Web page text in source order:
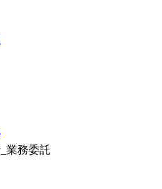
業務委託